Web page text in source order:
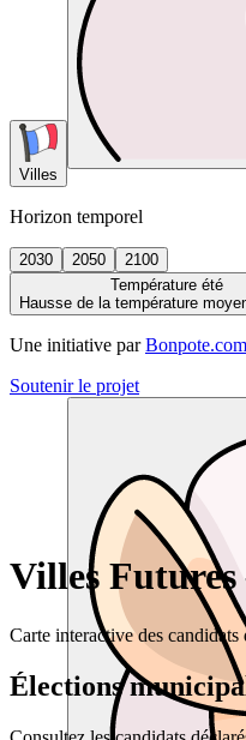
Villes
Horizon temporel
2030 2050
2100
Température été
Hausse de la température
Une initiative par Bonpote.com
Soutenir le projet
Villes
Carte interactive des
Élections